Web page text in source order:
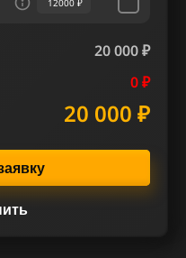
12000 ₽
20 000 ₽
0 ₽
20 000 ₽